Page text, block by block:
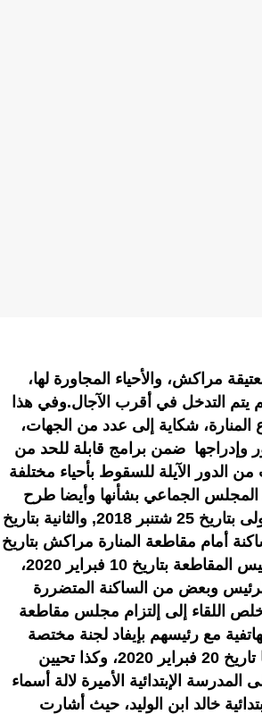
العتيقة مراكش، والأحياء المجاورة لها،
يتم التدخل في أقرب الآجال.وفي هذا
شكاية إلى عدد من الجهات،
وإدراجها ضمن برامج قابلة للحد من
الدور الآيلة للسقوط بأحياء مختلفة
المجلس الجماعي بشأنها وأيضا طرح
ملف سيدي امبارك و دوار عريب عبر مراسلتين الأولى بتاريخ 25 شتنبر 2018, والثانية بتاريخ
الساكنة أمام مقاطعة المنارة مراكش بتاريخ
05 فبراير 2020 ، ليتم بعدها تحديد عقد اللقاء مع رئيس المقاطعة بتاريخ 10 فبراير 2020،
وبعض من الساكنة المتضررة
اللقاء إلى إلتزام مجلس مقاطعة
مع رئيسهم بإيفاد لجنة مختصة
للدوار من أجل إحصاء الدور الآيلة للسقوط حدد لها تاريخ 20 فبراير 2020، وكذا تحيين
الإبتدائية الأميرة لالة أسماء
خالد ابن الوليد، حيث أشارت